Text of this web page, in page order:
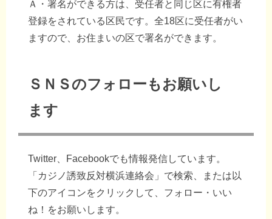
Ａ・署名ができる方は、受任者と同じ区に有権者
登録をされている区民です。全18区に受任者がい
ますので、お住まいの区で署名ができます。
ＳＮＳのフォローもお願いし
ます
Twitter、Facebookでも情報発信しています。
「カジノ誘致反対横浜連絡会」で検索、または以
下のアイコンをクリックして、フォロー・いい
ね！をお願いします。